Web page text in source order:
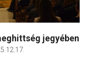
jegyében